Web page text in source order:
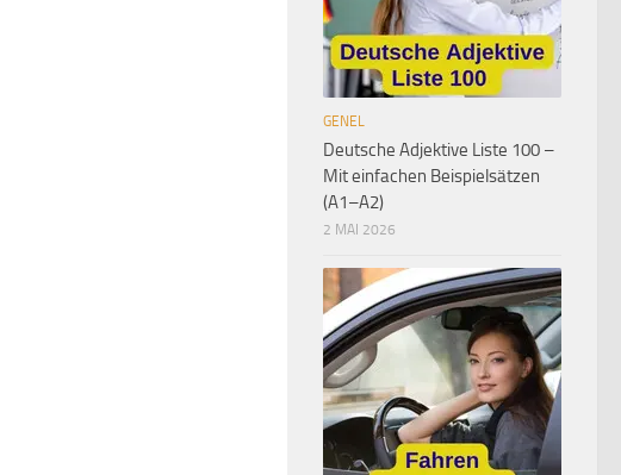
GENEL
Deutsche Adjektive Liste 100 –
Mit einfachen Beispielsätzen
(A1–A2)
2 MAI 2026